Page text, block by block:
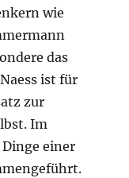
wie
das
ist für
zur
Im
einer